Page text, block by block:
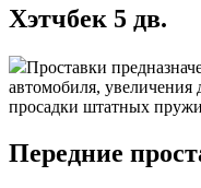
Хэтчбек 5 дв.
Проставки
автомобиля, увеличения
просадки штатных
Передние